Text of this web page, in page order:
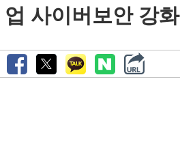
업 사이버보안 강화